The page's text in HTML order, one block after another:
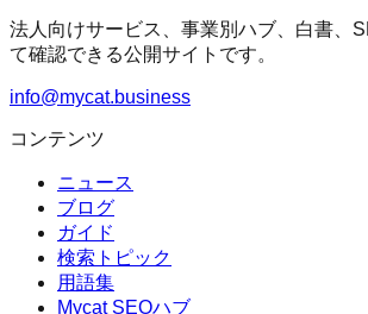
法人向けサービス、事業別ハブ、白書、
て確認できる公開サイトです。
info@mycat.business
コンテンツ
ニュース
ブログ
ガイド
検索トピック
用語集
Mycat SEOハブ